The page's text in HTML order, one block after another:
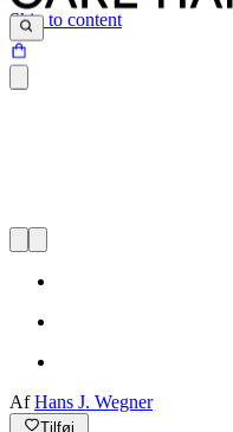
Skip to content
AfHans J. Wegner
Tilføj